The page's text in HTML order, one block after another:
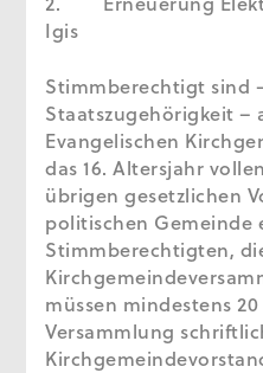
Igis
Stimmberechtigt sind
Staatszugehörigkeit –
Evangelischen
das 16. Altersjahr
übrigen gesetzlichen
politischen Gemeinde
Stimmberechtigten,
müssen mindestens
Versammlung